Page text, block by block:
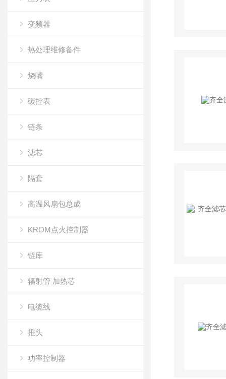
变频器
热处理维修备件
烧嘴
碳控表
链条
滤芯
隔套
高温风扇包总成
KROM点火控制器
链库
辐射管 加热芯
电缆线
推头
功率控制器